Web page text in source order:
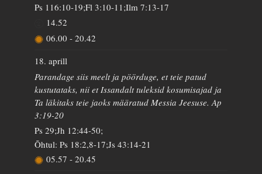
Ps 116:10-19;Fl 3:10-11;Ilm 7:13-17
14.52
06.00 - 20.42
18. aprill
Parandage siis meelt ja pöörduge, et teie patud
kustutataks, nii et Issandalt tuleksid kosumisajad ja
Ta läkitaks teie jaoks määratud Messia Jeesuse. Ap
3:19-20
Ps 29;Jh 12:44-50;
Õhtul: Ps 18:2,8-17;Js 43:14-21
05.57 - 20.45